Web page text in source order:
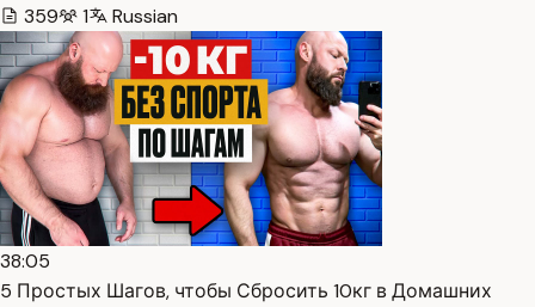
359
1 Russian
38:05
5 Простых Шагов, чтобы Сбросить 10кг в Домашних